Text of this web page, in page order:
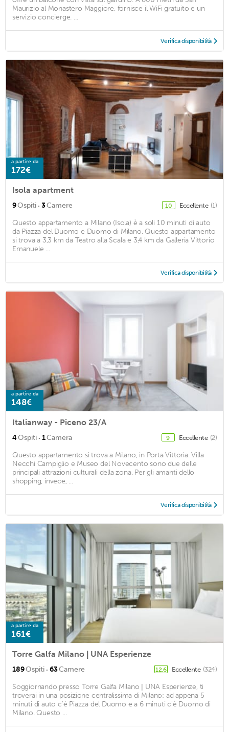
Maurizio al Monastero Maggiore, fornisce il WiFi gratuito e un
servizio concierge. ...
Verifica disponibilità
a partire da
172€
Isola apartment
9Ospiti · 3Camere 10 Eccellente (1)
Questo appartamento a Milano (Isola) è a soli 10 minuti di auto
da Piazza del Duomo e Duomo di Milano. Questo appartamento
si trova a 3,3 km da Teatro alla Scala e 3,4 km da Galleria Vittorio
Emanuele ...
Verifica disponibilità
a partire da
148€
Italianway - Piceno 23/A
4Ospiti · 1Camera 9 Eccellente (2)
Questo appartamento si trova a Milano, in Porta Vittoria. Villa
Necchi Campiglio e Museo del Novecento sono due delle
principali attrazioni culturali della zona. Per gli amanti dello
shopping, invece, ...
Verifica disponibilità
a partire da
161€
Torre Galfa Milano | UNA Esperienze
189Ospiti · 63Camere 12,6 Eccellente (324)
Soggiornando presso Torre Galfa Milano | UNA Esperienze, ti
troverai in una posizione centralissima di Milano: ad appena 5
minuti di auto c'è Piazza del Duomo e a 6 minuti c'è Duomo di
Milano. Questo ...